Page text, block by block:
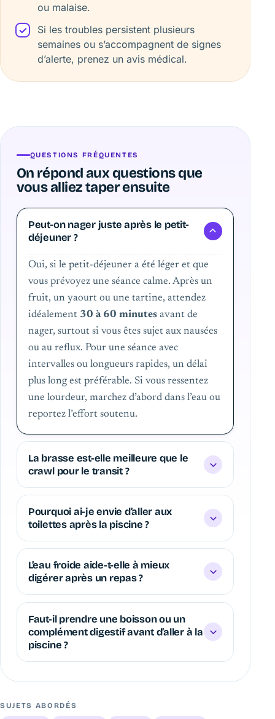
ou malaise.
Si les troubles persistent plusieurs
semaines ou s’accompagnent de signes
d’alerte, prenez un avis médical.
QUESTIONS FRÉQUENTES
On répond aux questions que
vous alliez taper ensuite
Peut-on nager juste après le petit-
déjeuner ?
Oui, si le petit-déjeuner a été léger et que
vous prévoyez une séance calme. Après un
fruit, un yaourt ou une tartine, attendez
idéalement 30 à 60 minutesavant de
nager, surtout si vous êtes sujet aux nausées
ou au reflux. Pour une séance avec
intervalles ou longueurs rapides, un délai
plus long est préférable. Si vous ressentez
une lourdeur, marchez d’abord dans l’eau ou
reportez l’effort soutenu.
La brasse est-elle meilleure que le
crawl pour le transit ?
Pourquoi ai-je envie d’aller aux
toilettes après la piscine ?
L’eau froide aide-t-elle à mieux
digérer après un repas ?
Faut-il prendre une boisson ou un
complément digestif avant d’aller à la
piscine ?
SUJETS ABORDÉS